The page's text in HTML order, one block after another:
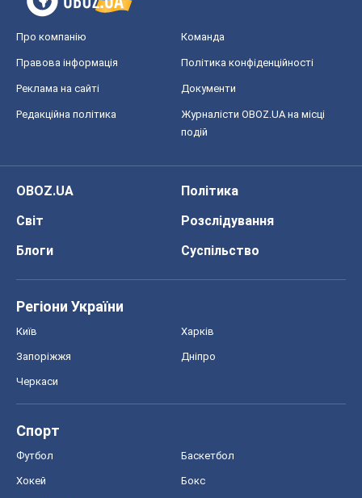
Про компанію Команда
Правова інформація Політика конфіденційності
Реклама на сайті Документи
Редакційна політика
Журналісти OBOZ.UA на місці
подій
OBOZ.UA
Політика
Світ
Розслідування
Блоги
Суспільство
Регіони України
Київ Харків
Запоріжжя Дніпро
Черкаси
Спорт
Футбол Баскетбол
Хокей Бокс